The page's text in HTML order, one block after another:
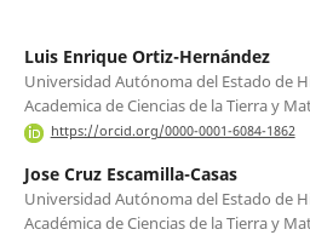
Luis Enrique Ortiz-Hernández
Universidad Autónoma del Estado de
Academica de Ciencias de la Tierra y
https://orcid.org/0000-0001-6084-1862
Jose Cruz Escamilla-Casas
Universidad Autónoma del Estado de
Académica de Ciencias de la Tierra y